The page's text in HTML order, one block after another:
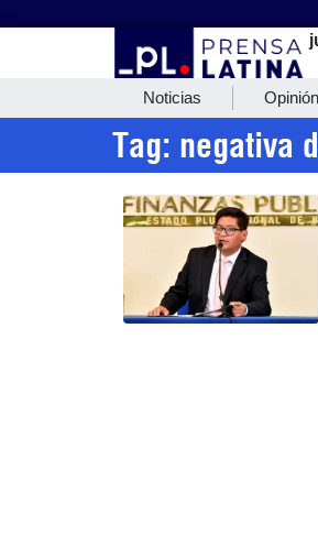
Noticias Opinión
Tag: negativa